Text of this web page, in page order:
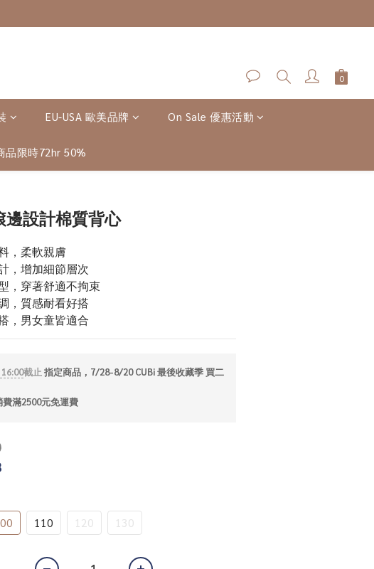
EU-USA 歐美品牌 On Sale 優惠活動
限時72hr 50%
邊設計棉質背心
，柔軟親膚
，增加細節層次
，穿著舒適不拘束
，質感耐看好搭
，男女童皆適合
截止 指定商品，7/28-8/20 CUBi 最後收藏季 買二
滿2500元免運費
110 120 130